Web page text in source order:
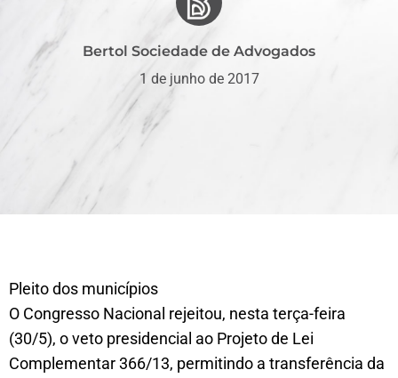
Bertol Sociedade de Advogados
1 de junho de 2017
Pleito dos municípios
O Congresso Nacional rejeitou, nesta terça-feira
(30/5), o veto presidencial ao Projeto de Lei
Complementar 366/13, permitindo a transferência da